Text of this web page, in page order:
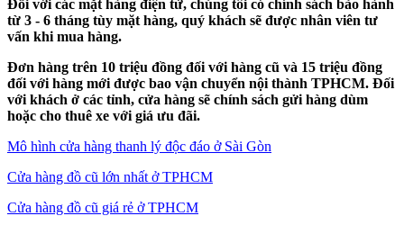
Đối với các mặt hàng điện tử, chúng tôi có chính sách bảo hành
từ 3 - 6 tháng tùy mặt hàng, quý khách sẽ được nhân viên tư
vấn khi mua hàng.
Đơn hàng trên 10 triệu đồng đối với hàng cũ và 15 triệu đồng
đối với hàng mới được bao vận chuyển nội thành TPHCM. Đối
với khách ở các tỉnh, cửa hàng sẽ chính sách gửi hàng dùm
hoặc cho thuê xe với giá ưu đãi.
Mô hình cửa hàng thanh lý độc đáo ở Sài Gòn
Cửa hàng đồ cũ lớn nhất ở TPHCM
Cửa hàng đồ cũ giá rẻ ở TPHCM